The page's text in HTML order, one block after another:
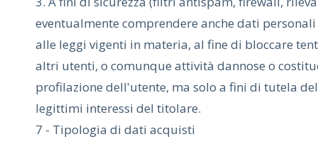
eventualmente comprendere anche dati
alle leggi vigenti in materia, al fine di bloccare
altri utenti, o comunque attività dannose o
profilazione dell'utente, ma solo a fini di tutela
legittimi interessi del titolare.
7 - Tipologia di dati acquisti